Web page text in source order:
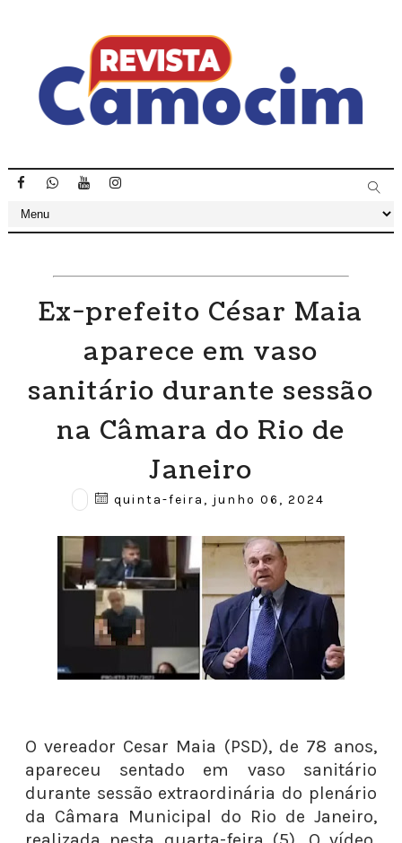
Ex-prefeito César Maia
aparece em vaso
sanitário durante sessão
na Câmara do Rio de
Janeiro
quinta-feira, junho 06, 2024
O vereador Cesar Maia (PSD), de 78 anos,
apareceu sentado em vaso sanitário
durante sessão extraordinária do plenário
da Câmara Municipal do Rio de Janeiro,